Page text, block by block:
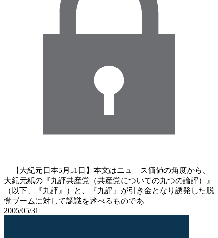
【大紀元日本5月31日】本文はニュース価値の角度から、
大紀元紙の『九評共産党（共産党についての九つの論評）』
（以下、『九評』）と、『九評』が引き金となり誘発した脱
党ブームに対して認識を述べるものであ
2005/05/31